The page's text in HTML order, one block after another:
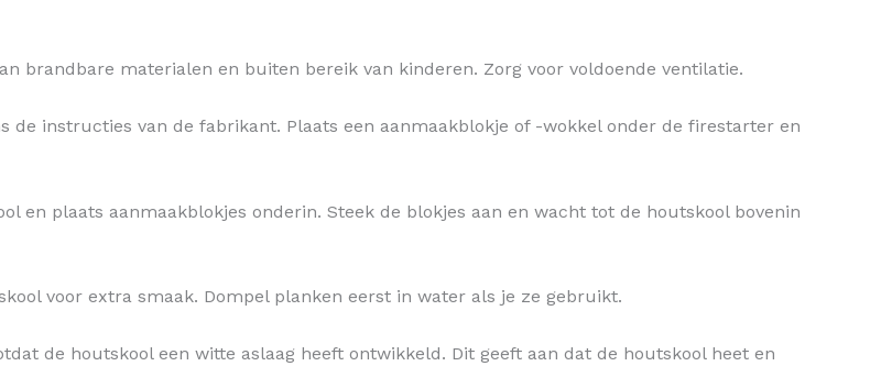
brandbare materialen en buiten bereik van kinderen. Zorg voor voldoende ventilatie.
de instructies van de fabrikant. Plaats een aanmaakblokje of -wokkel onder de firestarter en
en plaats aanmaakblokjes onderin. Steek de blokjes aan en wacht tot de houtskool bovenin
voor extra smaak. Dompel planken eerst in water als je ze gebruikt.
de houtskool een witte aslaag heeft ontwikkeld. Dit geeft aan dat de houtskool heet en